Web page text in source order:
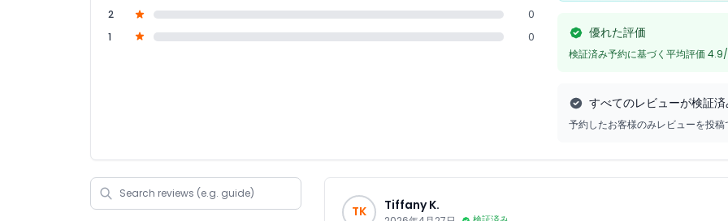
2
0
1
0 優れた評価
検証済み予約に基づく平均評価
すべてのレビューが検証済
予約したお客様のみレビューを投稿
TK Tiffany K.